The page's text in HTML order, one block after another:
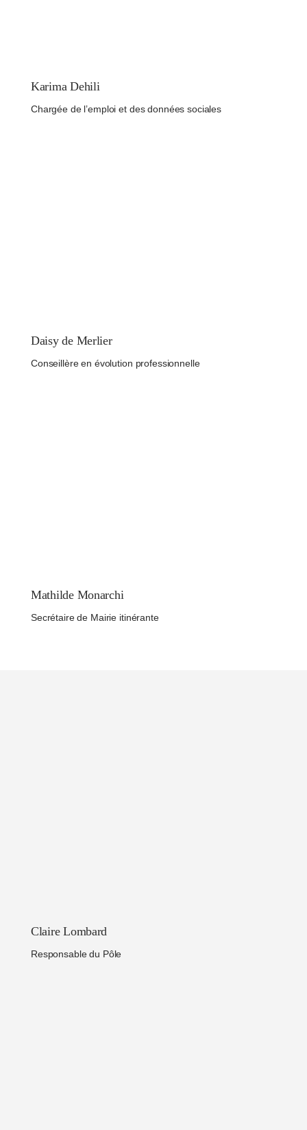
Karima Dehili
Chargée de l’emploi et des données sociales
Daisy de Merlier
Conseillère en évolution professionnelle
Mathilde Monarchi
Secrétaire de Mairie itinérante
Claire Lombard
Responsable du Pôle